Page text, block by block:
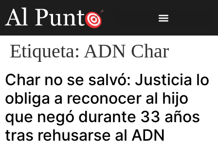
Etiqueta: ADN Char
Char no se salvó: Justicia lo
obliga a reconocer al hijo
que negó durante 33 años
tras rehusarse al ADN